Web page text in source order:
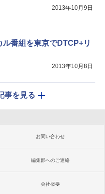
2013年10月9日
ル番組を東京でDTCP+リ
2013年10月8日
事を見る
お問い合わせ
編集部へのご連絡
会社概要